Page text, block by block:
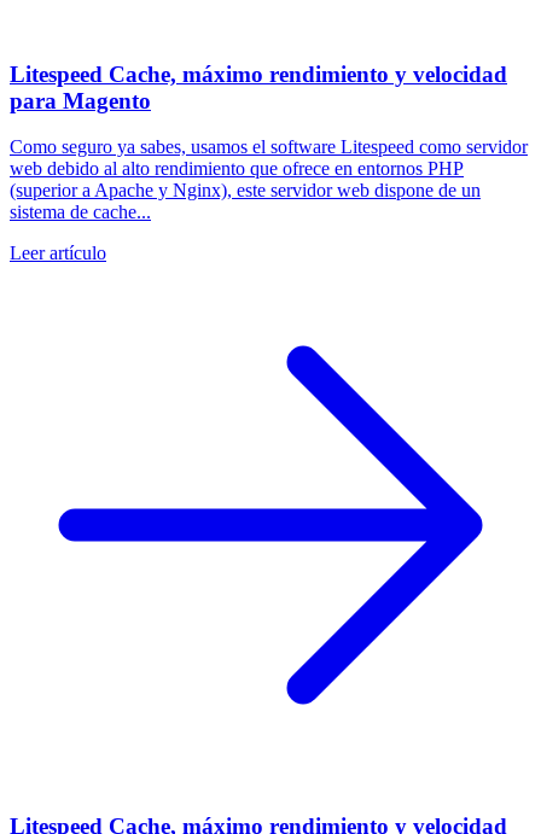
Litespeed Cache, máximo rendimiento y velocidad
para Magento
Como seguro ya sabes, usamos el software Litespeed como servidor
web debido al alto rendimiento que ofrece en entornos PHP
(superior a Apache y Nginx), este servidor web dispone de un
sistema de cache...
Leer artículo
Litespeed Cache, máximo rendimiento y velocidad